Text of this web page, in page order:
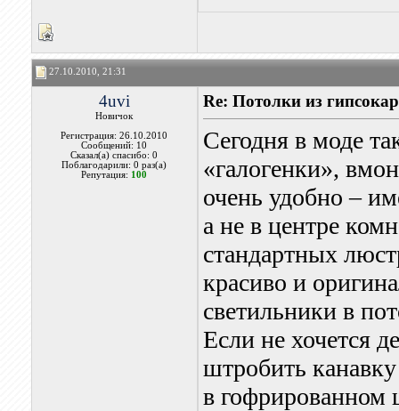
27.10.2010, 21:31
4uvi
Новичок
Регистрация: 26.10.2010
Сообщений: 10
Сказал(а) спасибо: 0
Поблагодарили: 0 раз(а)
Репутация: 100
Re: Потолки из
Сегодня в моде
«галогенки»,
очень удобно –
а не в центре
стандартных
красиво и
светильники в
Если не хочется
штробить
в гофрированном